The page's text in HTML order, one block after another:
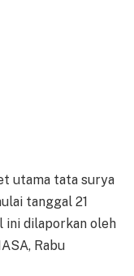
utama tata surya
tanggal 21
ini dilaporkan oleh
Rabu